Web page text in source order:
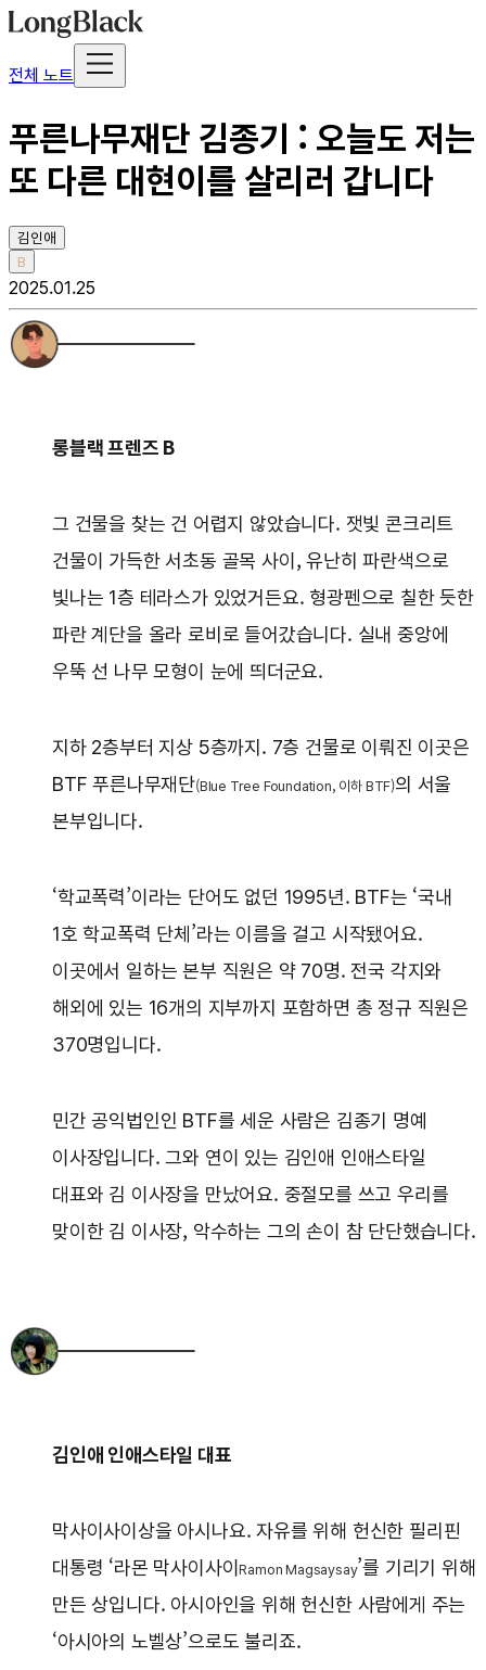
전체 노트
푸른나무재단 김종기 : 오늘도 저는
또 다른 대현이를 살리러 갑니다
김인애
B
2025.01.25
롱블랙 프렌즈 B
그 건물을 찾는 건 어렵지 않았습니다. 잿빛 콘크리트
건물이 가득한 서초동 골목 사이, 유난히 파란색으로
빛나는 1층 테라스가 있었거든요. 형광펜으로 칠한 듯한
파란 계단을 올라 로비로 들어갔습니다. 실내 중앙에
우뚝 선 나무 모형이 눈에 띄더군요.
지하 2층부터 지상 5층까지. 7층 건물로 이뤄진 이곳은
BTF 푸른나무재단(Blue Tree Foundation, 이하 BTF)의 서울
본부입니다.
‘학교폭력’이라는 단어도 없던 1995년. BTF는 ‘국내
1호 학교폭력 단체’라는 이름을 걸고 시작됐어요.
이곳에서 일하는 본부 직원은 약 70명. 전국 각지와
해외에 있는 16개의 지부까지 포함하면 총 정규 직원은
370명입니다.
민간 공익법인인 BTF를 세운 사람은 김종기 명예
이사장입니다. 그와 연이 있는 김인애 인애스타일
대표와 김 이사장을 만났어요. 중절모를 쓰고 우리를
맞이한 김 이사장, 악수하는 그의 손이 참 단단했습니다.
김인애 인애스타일 대표
막사이사이상을 아시나요. 자유를 위해 헌신한 필리핀
대통령 ‘라몬 막사이사이Ramon Magsaysay’를 기리기 위해
만든 상입니다. 아시아인을 위해 헌신한 사람에게 주는
‘아시아의 노벨상’으로도 불리죠.